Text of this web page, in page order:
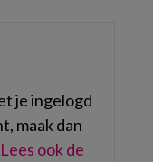
je ingelogd
maak dan
Lees ook de